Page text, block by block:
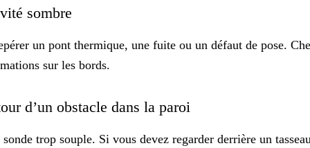
sombre
un pont thermique, une fuite ou un défaut de pose.
sur les bords.
d’un obstacle dans la paroi
trop souple. Si vous devez regarder derrière un